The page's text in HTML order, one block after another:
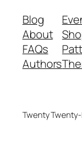
Blog
About
FAQs
Authors
Twenty